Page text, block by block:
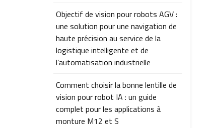
Objectif de vision pour robots AGV :
une solution pour une navigation de
haute précision au service de la
logistique intelligente et de
l’automatisation industrielle
Comment choisir la bonne lentille de
vision pour robot IA : un guide
complet pour les applications à
monture M12 et S